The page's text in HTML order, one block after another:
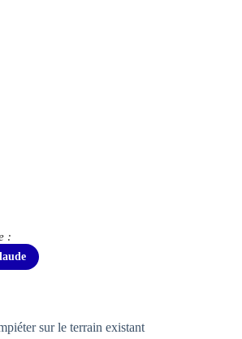
:
sur le terrain existant